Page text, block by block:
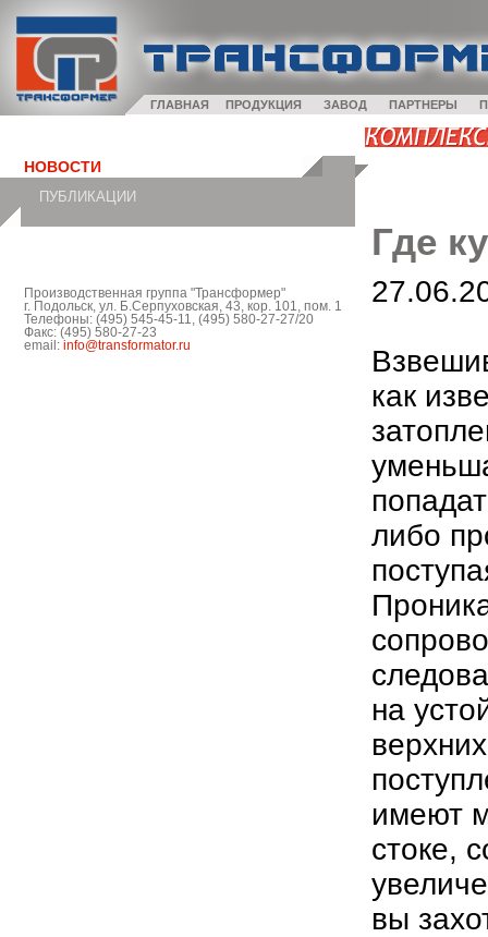
ГЛАВНАЯ ПРОДУКЦИЯ ЗАВОД ПАРТНЕРЫ
НОВОСТИ
ПУБЛИКАЦИИ
Производственная группа "Трансформер"
г. Подольск, ул. Б.Серпуховская, 43, кор. 101, пом. 1
Телефоны: (495) 545-45-11, (495) 580-27-27/20
Факс: (495) 580-27-23
email: info@transformator.ru
Где
как
либо
на
имеют
стоке,
вы